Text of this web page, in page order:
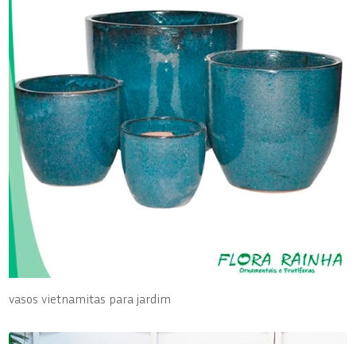
vasos vietnamitas para jardim